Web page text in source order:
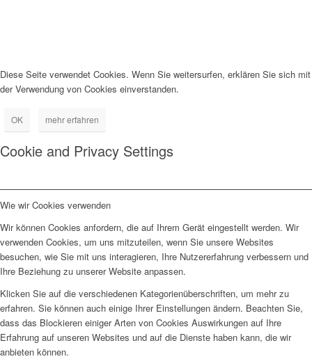
Diese Seite verwendet Cookies. Wenn Sie weitersurfen, erklären Sie sich mit
der Verwendung von Cookies einverstanden.
OK mehr erfahren
Cookie and Privacy Settings
Wie wir Cookies verwenden
Wir können Cookies anfordern, die auf Ihrem Gerät eingestellt werden. Wir
verwenden Cookies, um uns mitzuteilen, wenn Sie unsere Websites
besuchen, wie Sie mit uns interagieren, Ihre Nutzererfahrung verbessern und
Ihre Beziehung zu unserer Website anpassen.
Klicken Sie auf die verschiedenen Kategorienüberschriften, um mehr zu
erfahren. Sie können auch einige Ihrer Einstellungen ändern. Beachten Sie,
dass das Blockieren einiger Arten von Cookies Auswirkungen auf Ihre
Erfahrung auf unseren Websites und auf die Dienste haben kann, die wir
anbieten können.